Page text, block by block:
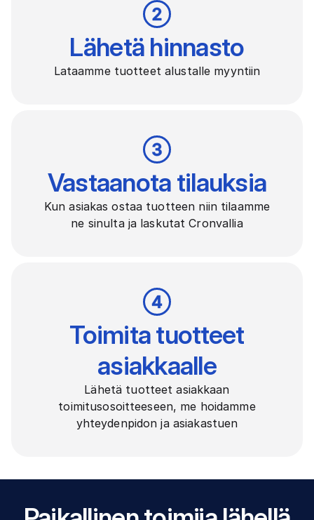
Lähetä hinnasto
Lataamme tuotteet alustalle myyntiin
Vastaanota tilauksia
Kun asiakas ostaa tuotteen niin tilaamme
ne sinulta ja laskutat Cronvallia
Toimita tuotteet
asiakkaalle
Lähetä tuotteet asiakkaan
toimitusosoitteeseen, me hoidamme
yhteydenpidon ja asiakastuen